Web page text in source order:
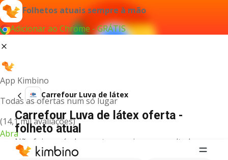
Folhetos atuais sempre à mão
Adicionar ao Chrome - GRÁTIS
App Kimbino
Todas as ofertas num só lugar
(14,1 mil avaliações)
Abra
Carrefour Luva de látex
Carrefour Luva de látex oferta -
folheto atual
Não foi possível encontrar quaisquer resultados
para este termo.